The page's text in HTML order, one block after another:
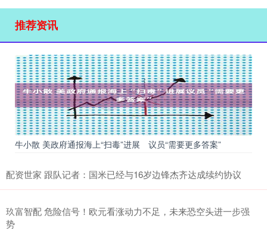
推荐资讯
牛小散 美政府通报海上“扫毒”进展 议员“需要更多答案”
配资世家 跟队记者：国米已经与16岁边锋杰齐达成续约协议
玖富智配 危险信号！欧元看涨动力不足，未来恐空头进一步强
势